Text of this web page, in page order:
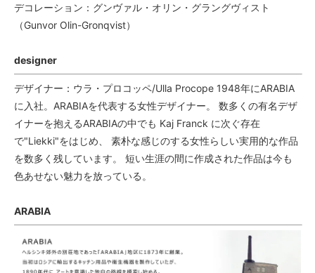
デコレーション：グンヴァル・オリン・グラングヴィスト
（Gunvor Olin-Gronqvist）
designer
デザイナー：ウラ・プロコッペ/Ulla Procope 1948年にARABIA
に入社。ARABIAを代表する女性デザイナー。 数多くの有名デザ
イナーを抱えるARABIAの中でも Kaj Franck に次ぐ存在
で"Liekki"をはじめ、 素朴な感じのする女性らしい実用的な作品
を数多く残しています。 短い生涯の間に作成された作品は今も
色あせない魅力を放っている。
ARABIA